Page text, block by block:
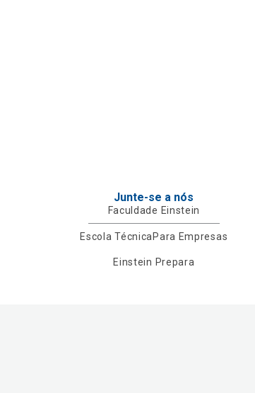
Junte-se a nós
Faculdade Einstein
Escola Técnica Para Empresas
Einstein Prepara